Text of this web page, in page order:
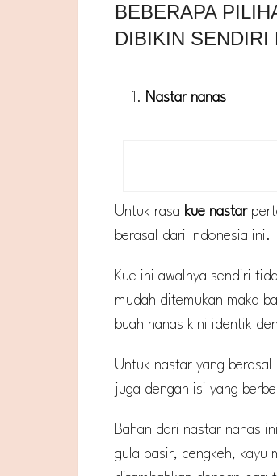
BEBERAPA
DIBIKIN SENDIRI
Nastar nanas
Untuk rasa kue nastar
berasal dari Indonesia ini.
Kue ini awalnya sendiri
mudah ditemukan maka
buah nanas kini identik
Untuk nastar yang
juga dengan isi yang
Bahan dari nastar nanas
gula pasir, cengkeh, kayu